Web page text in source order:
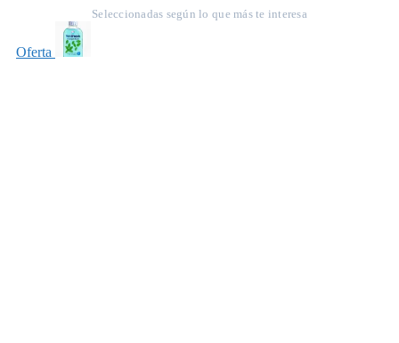
Seleccionadas según lo que más te interesa
Oferta